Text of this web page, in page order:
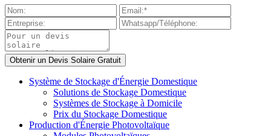
Système de Stockage d'Énergie Domestique
Solutions de Stockage Domestique
Systèmes de Stockage à Domicile
Prix du Stockage Domestique
Production d'Énergie Photovoltaïque